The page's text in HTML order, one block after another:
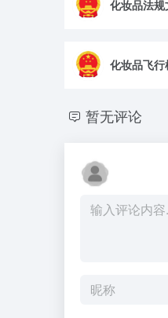
化妆品法规
暂无评论